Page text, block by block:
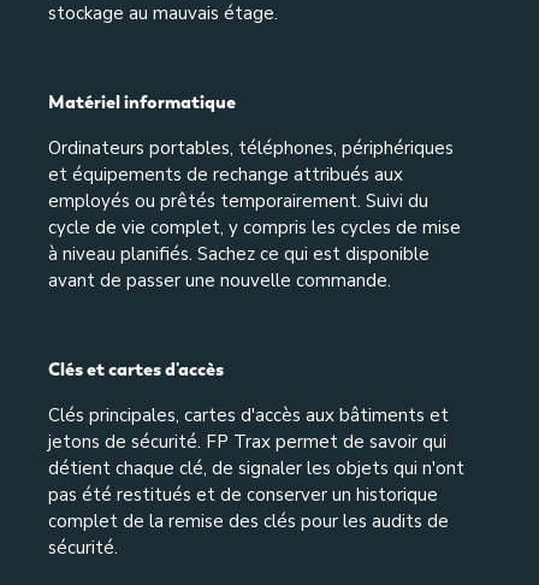
stockage au mauvais étage.
Matériel informatique
Ordinateurs portables, téléphones, périphériques
et équipements de rechange attribués aux
employés ou prêtés temporairement. Suivi du
cycle de vie complet, y compris les cycles de mise
à niveau planifiés. Sachez ce qui est disponible
avant de passer une nouvelle commande.
Clés et cartes d'accès
Clés principales, cartes d'accès aux bâtiments et
jetons de sécurité. FP Trax permet de savoir qui
détient chaque clé, de signaler les objets qui n'ont
pas été restitués et de conserver un historique
complet de la remise des clés pour les audits de
sécurité.